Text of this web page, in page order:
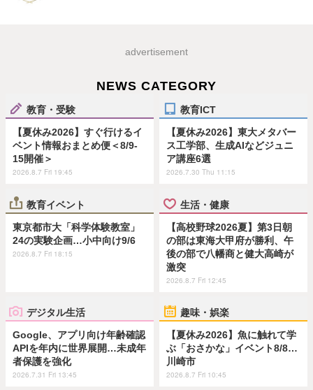
advertisement
NEWS CATEGORY
教育・受験
【夏休み2026】すぐ行けるイ
ベント情報おまとめ便＜8/9-
15開催＞
2026.8.7 Fri 19:45
教育ICT
【夏休み2026】東大メタバー
ス工学部、生成AIなどジュニ
ア講座6選
2026.7.30 Thu 11:15
教育イベント
東京都市大「科学体験教室」
24の実験企画…小中向け9/6
2026.8.7 Fri 18:15
生活・健康
【高校野球2026夏】第3日朝
の部は東海大甲府が勝利、午
後の部で八幡商と健大高崎が
激突
2026.8.7 Fri 12:45
デジタル生活
Google、アプリ向け年齢確認
APIを年内に世界展開…未成年
者保護を強化
2026.7.31 Fri 13:45
趣味・娯楽
【夏休み2026】魚に触れて学
ぶ「おさかな」イベント8/8…
川崎市
2026.8.7 Fri 10:45